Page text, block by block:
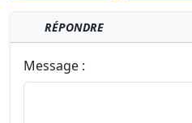
RÉPONDRE
Message :